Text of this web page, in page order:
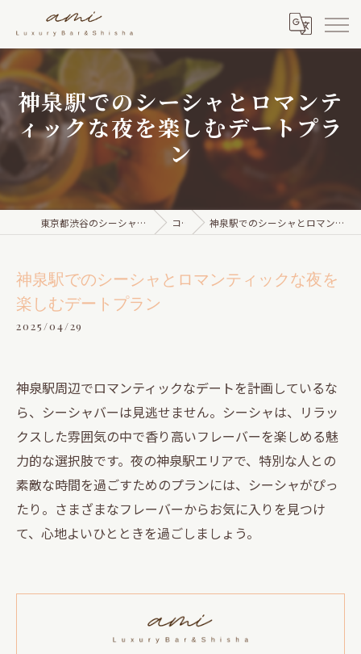
神泉駅でのシーシャとロマンテ
ィックな夜を楽しむデートプラ
ン
東京都渋谷のシーシャならami Luxury Bar & Shisha コラム 神泉駅でのシーシャとロマンティックな夜を楽しむデートプラン
神泉駅でのシーシャとロマンティックな夜を
楽しむデートプラン
2025/04/29
神泉駅周辺でロマンティックなデートを計画しているな
ら、シーシャバーは見逃せません。シーシャは、リラッ
クスした雰囲気の中で香り高いフレーバーを楽しめる魅
力的な選択肢です。夜の神泉駅エリアで、特別な人との
素敵な時間を過ごすためのプランには、シーシャがぴっ
たり。さまざまなフレーバーからお気に入りを見つけ
て、心地よいひとときを過ごしましょう。